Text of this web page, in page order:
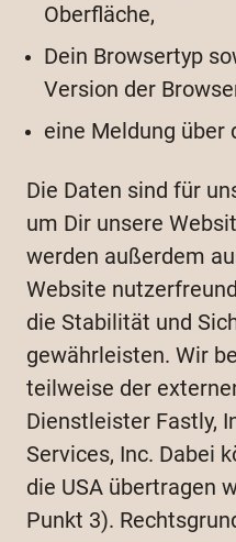
Oberfläche,
Dein Browsertyp
Version der
eine Meldung über
Die Daten sind für
um Dir unsere
werden außerdem
Website
die Stabilität und
gewährleisten. Wir
teilweise der
Dienstleister Fastly,
Services, Inc. Dabei
die USA übertragen
Punkt 3).